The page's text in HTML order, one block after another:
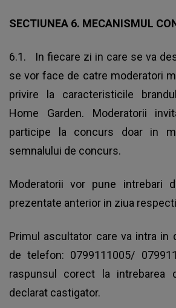
SECTIUNEA 6. MECANISMUL
6.1. In fiecare zi in care se va
se vor face de catre moderatori
privire la caracteristicile
Home Garden. Moderatorii
participe la concurs doar in
semnalului de concurs.
Moderatorii vor pune intrebari
prezentate anterior in ziua
Primul ascultator care va intra in
de telefon: 0799111005/
raspunsul corect la intrebarea
declarat castigator.